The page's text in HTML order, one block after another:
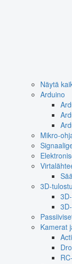
Näytä
Arduino
Mikro-
3D-
Kamerat